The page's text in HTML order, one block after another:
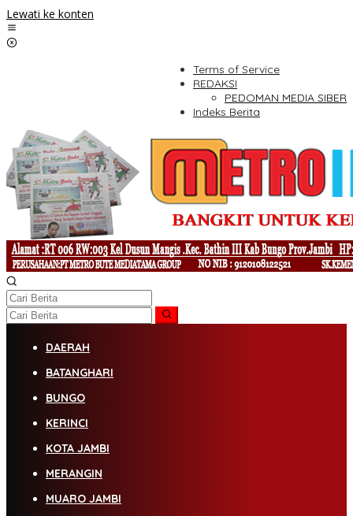
Lewati ke konten
Terms of Service
REDAKSI
PEDOMAN MEDIA SIBER
Indeks Berita
DAERAH
BATANGHARI
BUNGO
KERINCI
KOTA JAMBI
MERANGIN
MUARO JAMBI